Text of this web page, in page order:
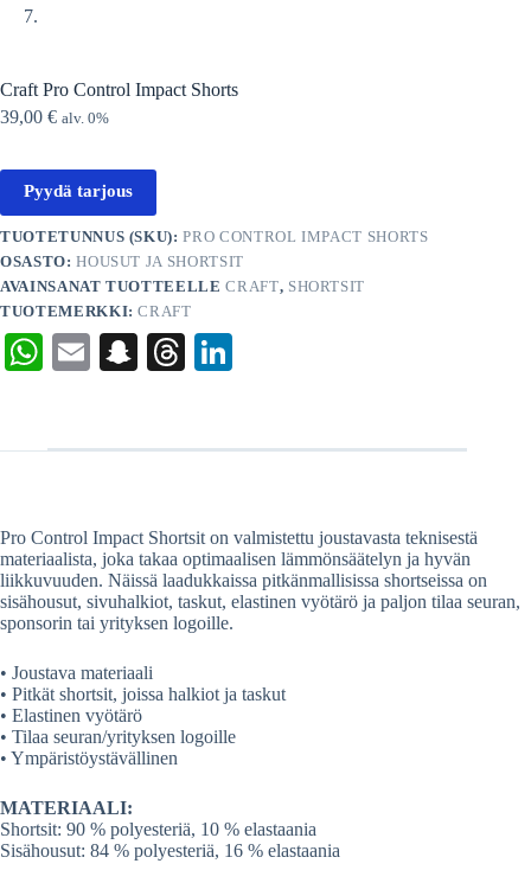
Craft Pro Control Impact Shorts
39,00 € alv. 0%
Pyydä tarjous
TUOTETUNNUS (SKU):PRO CONTROL IMPACT SHORTS
OSASTO:HOUSUT JA SHORTSIT
AVAINSANAT TUOTTEELLECRAFT, SHORTSIT
TUOTEMERKKI:CRAFT
W
A
E
S
ha
T
ds In
Pro Control Impact Shortsit on valmistettu joustavasta teknisestä
materiaalista, joka takaa optimaalisen lämmönsäätelyn ja hyvän
liikkuvuuden. Näissä laadukkaissa pitkänmallisissa shortseissa on
sisähousut, sivuhalkiot, taskut, elastinen vyötärö ja paljon tilaa seuran,
sponsorin tai yrityksen logoille.
• Joustava materiaali
• Pitkät shortsit, joissa halkiot ja taskut
• Elastinen vyötärö
• Tilaa seuran/yrityksen logoille
• Ympäristöystävällinen
MATERIAALI:
Shortsit: 90 % polyesteriä, 10 % elastaania
Sisähousut: 84 % polyesteriä, 16 % elastaania